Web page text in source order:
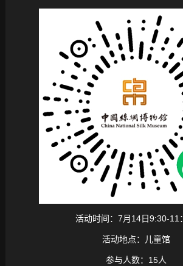
活动时间：7月14日9:30-11
活动地点：儿童馆
参与人数：15人